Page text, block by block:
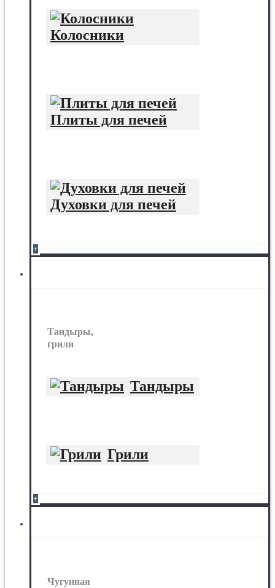
Колосники
Плиты для печей
Духовки для печей
+
Тандыры,
грили
Тандыры
Грили
+
Чугунная